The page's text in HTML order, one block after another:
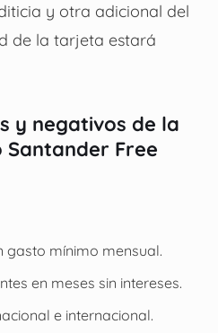
y otra adicional del
de la tarjeta estará
y negativos de la
Free
gasto mínimo mensual.
en meses sin intereses.
e internacional.